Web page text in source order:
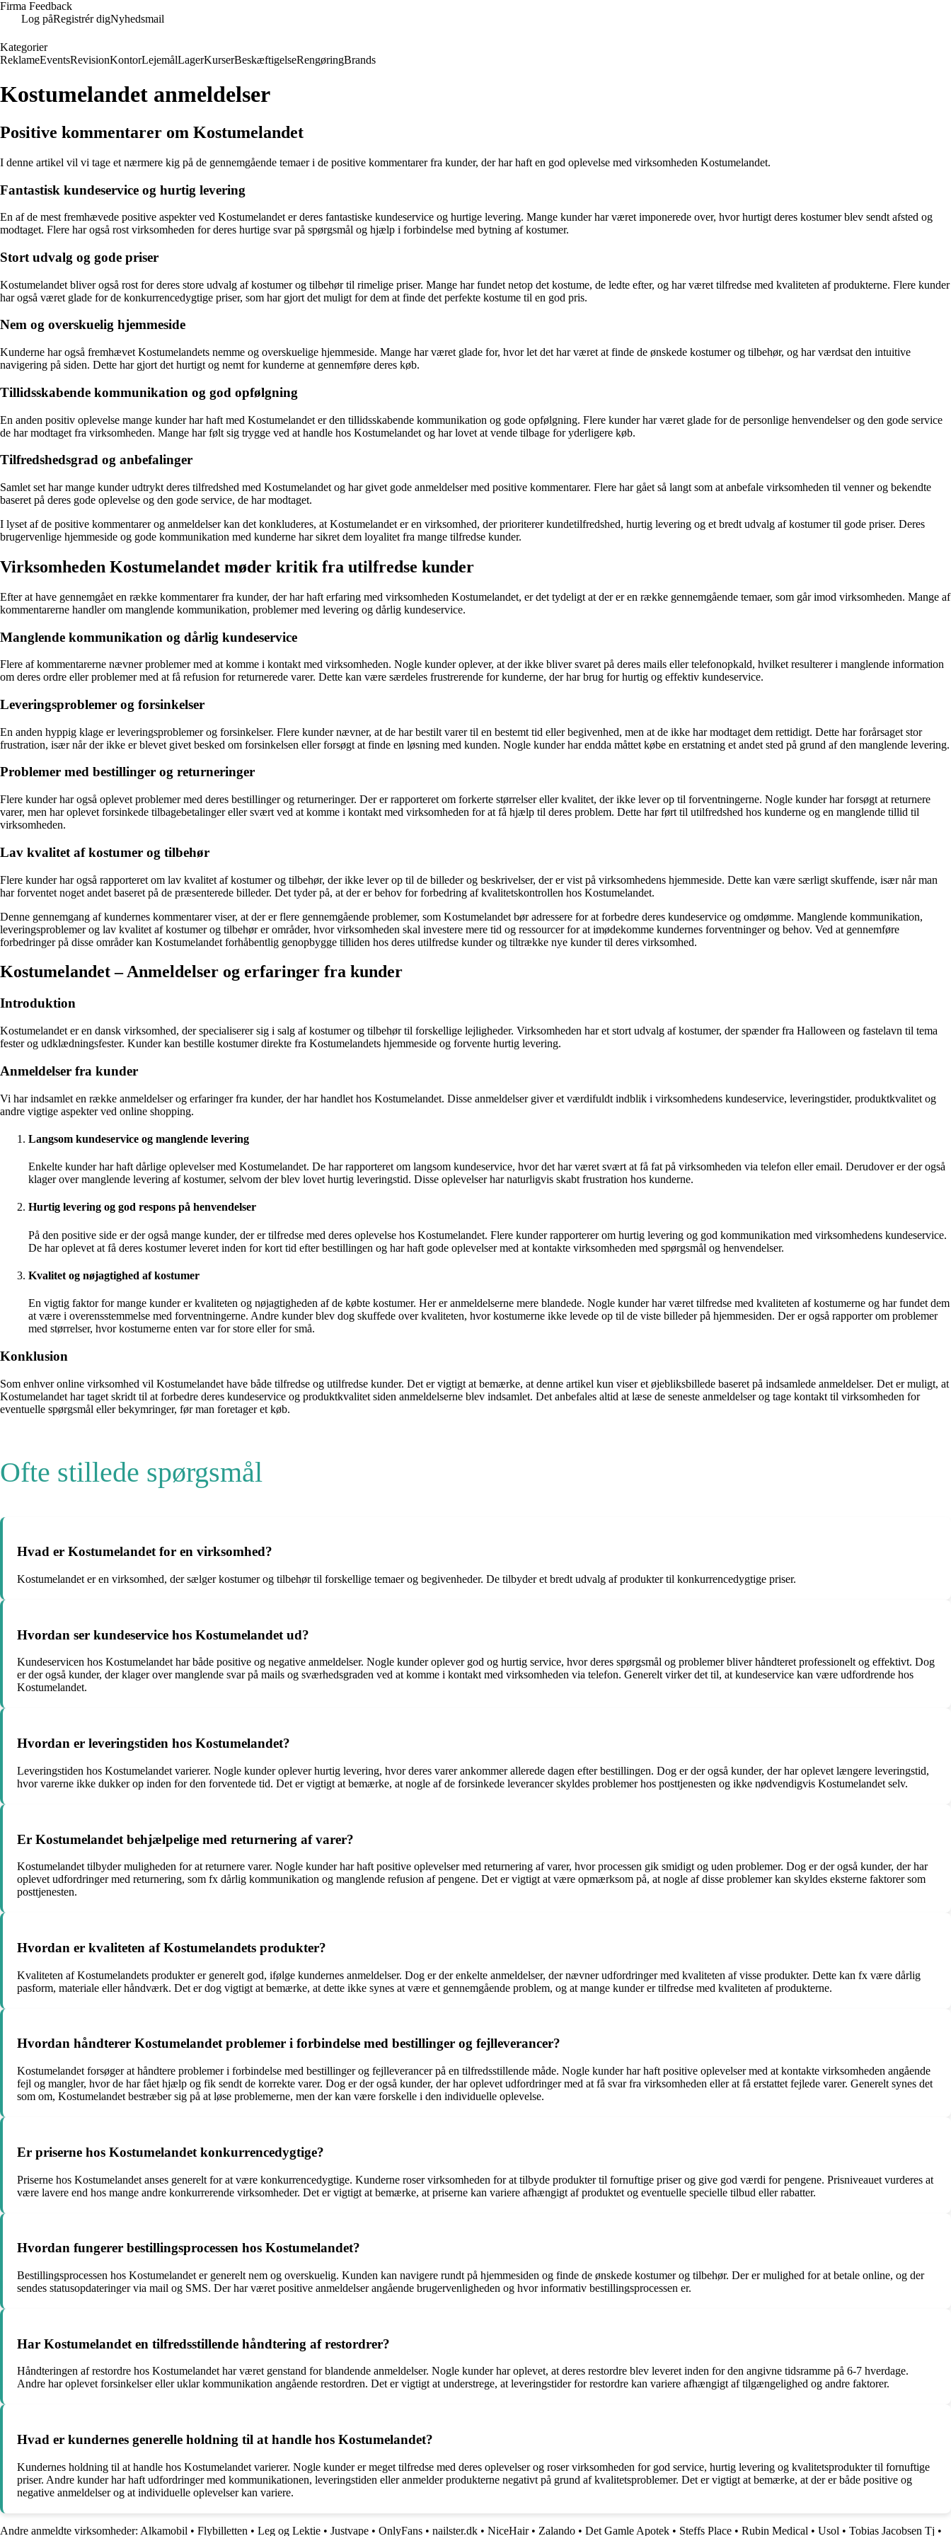
Firma Feedback
Log påRegistrér digNyhedsmail
Kategorier
ReklameEventsRevisionKontorLejemålLagerKurserBeskæftigelseRengøringBrands
Kostumelandet anmeldelser
Positive kommentarer om Kostumelandet
I denne artikel vil vi tage et nærmere kig på de gennemgående temaer i de positive kommentarer fra kunder, der har haft en god oplevelse med virksomheden Kostumelandet.
Fantastisk kundeservice og hurtig levering
En af de mest fremhævede positive aspekter ved Kostumelandet er deres fantastiske kundeservice og hurtige levering. Mange kunder har været imponerede over, hvor hurtigt deres kostumer blev sendt afsted og
modtaget. Flere har også rost virksomheden for deres hurtige svar på spørgsmål og hjælp i forbindelse med bytning af kostumer.
Stort udvalg og gode priser
Kostumelandet bliver også rost for deres store udvalg af kostumer og tilbehør til rimelige priser. Mange har fundet netop det kostume, de ledte efter, og har været tilfredse med kvaliteten af produkterne. Flere kunder
har også været glade for de konkurrencedygtige priser, som har gjort det muligt for dem at finde det perfekte kostume til en god pris.
Nem og overskuelig hjemmeside
Kunderne har også fremhævet Kostumelandets nemme og overskuelige hjemmeside. Mange har været glade for, hvor let det har været at finde de ønskede kostumer og tilbehør, og har værdsat den intuitive
navigering på siden. Dette har gjort det hurtigt og nemt for kunderne at gennemføre deres køb.
Tillidsskabende kommunikation og god opfølgning
En anden positiv oplevelse mange kunder har haft med Kostumelandet er den tillidsskabende kommunikation og gode opfølgning. Flere kunder har været glade for de personlige henvendelser og den gode service
de har modtaget fra virksomheden. Mange har følt sig trygge ved at handle hos Kostumelandet og har lovet at vende tilbage for yderligere køb.
Tilfredshedsgrad og anbefalinger
Samlet set har mange kunder udtrykt deres tilfredshed med Kostumelandet og har givet gode anmeldelser med positive kommentarer. Flere har gået så langt som at anbefale virksomheden til venner og bekendte
baseret på deres gode oplevelse og den gode service, de har modtaget.
I lyset af de positive kommentarer og anmeldelser kan det konkluderes, at Kostumelandet er en virksomhed, der prioriterer kundetilfredshed, hurtig levering og et bredt udvalg af kostumer til gode priser. Deres
brugervenlige hjemmeside og gode kommunikation med kunderne har sikret dem loyalitet fra mange tilfredse kunder.
Virksomheden Kostumelandet møder kritik fra utilfredse kunder
Efter at have gennemgået en række kommentarer fra kunder, der har haft erfaring med virksomheden Kostumelandet, er det tydeligt at der er en række gennemgående temaer, som går imod virksomheden. Mange af
kommentarerne handler om manglende kommunikation, problemer med levering og dårlig kundeservice.
Manglende kommunikation og dårlig kundeservice
Flere af kommentarerne nævner problemer med at komme i kontakt med virksomheden. Nogle kunder oplever, at der ikke bliver svaret på deres mails eller telefonopkald, hvilket resulterer i manglende information
om deres ordre eller problemer med at få refusion for returnerede varer. Dette kan være særdeles frustrerende for kunderne, der har brug for hurtig og effektiv kundeservice.
Leveringsproblemer og forsinkelser
En anden hyppig klage er leveringsproblemer og forsinkelser. Flere kunder nævner, at de har bestilt varer til en bestemt tid eller begivenhed, men at de ikke har modtaget dem rettidigt. Dette har forårsaget stor
frustration, især når der ikke er blevet givet besked om forsinkelsen eller forsøgt at finde en løsning med kunden. Nogle kunder har endda måttet købe en erstatning et andet sted på grund af den manglende levering.
Problemer med bestillinger og returneringer
Flere kunder har også oplevet problemer med deres bestillinger og returneringer. Der er rapporteret om forkerte størrelser eller kvalitet, der ikke lever op til forventningerne. Nogle kunder har forsøgt at returnere
varer, men har oplevet forsinkede tilbagebetalinger eller svært ved at komme i kontakt med virksomheden for at få hjælp til deres problem. Dette har ført til utilfredshed hos kunderne og en manglende tillid til
virksomheden.
Lav kvalitet af kostumer og tilbehør
Flere kunder har også rapporteret om lav kvalitet af kostumer og tilbehør, der ikke lever op til de billeder og beskrivelser, der er vist på virksomhedens hjemmeside. Dette kan være særligt skuffende, især når man
har forventet noget andet baseret på de præsenterede billeder. Det tyder på, at der er behov for forbedring af kvalitetskontrollen hos Kostumelandet.
Denne gennemgang af kundernes kommentarer viser, at der er flere gennemgående problemer, som Kostumelandet bør adressere for at forbedre deres kundeservice og omdømme. Manglende kommunikation,
leveringsproblemer og lav kvalitet af kostumer og tilbehør er områder, hvor virksomheden skal investere mere tid og ressourcer for at imødekomme kundernes forventninger og behov. Ved at gennemføre
forbedringer på disse områder kan Kostumelandet forhåbentlig genopbygge tilliden hos deres utilfredse kunder og tiltrække nye kunder til deres virksomhed.
Kostumelandet – Anmeldelser og erfaringer fra kunder
Introduktion
Kostumelandet er en dansk virksomhed, der specialiserer sig i salg af kostumer og tilbehør til forskellige lejligheder. Virksomheden har et stort udvalg af kostumer, der spænder fra Halloween og fastelavn til tema
fester og udklædningsfester. Kunder kan bestille kostumer direkte fra Kostumelandets hjemmeside og forvente hurtig levering.
Anmeldelser fra kunder
Vi har indsamlet en række anmeldelser og erfaringer fra kunder, der har handlet hos Kostumelandet. Disse anmeldelser giver et værdifuldt indblik i virksomhedens kundeservice, leveringstider, produktkvalitet og
andre vigtige aspekter ved online shopping.
Langsom kundeservice og manglende levering
Enkelte kunder har haft dårlige oplevelser med Kostumelandet. De har rapporteret om langsom kundeservice, hvor det har været svært at få fat på virksomheden via telefon eller email. Derudover er der også
klager over manglende levering af kostumer, selvom der blev lovet hurtig leveringstid. Disse oplevelser har naturligvis skabt frustration hos kunderne.
Hurtig levering og god respons på henvendelser
På den positive side er der også mange kunder, der er tilfredse med deres oplevelse hos Kostumelandet. Flere kunder rapporterer om hurtig levering og god kommunikation med virksomhedens kundeservice.
De har oplevet at få deres kostumer leveret inden for kort tid efter bestillingen og har haft gode oplevelser med at kontakte virksomheden med spørgsmål og henvendelser.
Kvalitet og nøjagtighed af kostumer
En vigtig faktor for mange kunder er kvaliteten og nøjagtigheden af de købte kostumer. Her er anmeldelserne mere blandede. Nogle kunder har været tilfredse med kvaliteten af kostumerne og har fundet dem
at være i overensstemmelse med forventningerne. Andre kunder blev dog skuffede over kvaliteten, hvor kostumerne ikke levede op til de viste billeder på hjemmesiden. Der er også rapporter om problemer
med størrelser, hvor kostumerne enten var for store eller for små.
Konklusion
Som enhver online virksomhed vil Kostumelandet have både tilfredse og utilfredse kunder. Det er vigtigt at bemærke, at denne artikel kun viser et øjebliksbillede baseret på indsamlede anmeldelser. Det er muligt, at
Kostumelandet har taget skridt til at forbedre deres kundeservice og produktkvalitet siden anmeldelserne blev indsamlet. Det anbefales altid at læse de seneste anmeldelser og tage kontakt til virksomheden for
eventuelle spørgsmål eller bekymringer, før man foretager et køb.
Ofte stillede spørgsmål
Hvad er Kostumelandet for en virksomhed?
Kostumelandet er en virksomhed, der sælger kostumer og tilbehør til forskellige temaer og begivenheder. De tilbyder et bredt udvalg af produkter til konkurrencedygtige priser.
Hvordan ser kundeservice hos Kostumelandet ud?
Kundeservicen hos Kostumelandet har både positive og negative anmeldelser. Nogle kunder oplever god og hurtig service, hvor deres spørgsmål og problemer bliver håndteret professionelt og effektivt. Dog
er der også kunder, der klager over manglende svar på mails og sværhedsgraden ved at komme i kontakt med virksomheden via telefon. Generelt virker det til, at kundeservice kan være udfordrende hos
Kostumelandet.
Hvordan er leveringstiden hos Kostumelandet?
Leveringstiden hos Kostumelandet varierer. Nogle kunder oplever hurtig levering, hvor deres varer ankommer allerede dagen efter bestillingen. Dog er der også kunder, der har oplevet længere leveringstid,
hvor varerne ikke dukker op inden for den forventede tid. Det er vigtigt at bemærke, at nogle af de forsinkede leverancer skyldes problemer hos posttjenesten og ikke nødvendigvis Kostumelandet selv.
Er Kostumelandet behjælpelige med returnering af varer?
Kostumelandet tilbyder muligheden for at returnere varer. Nogle kunder har haft positive oplevelser med returnering af varer, hvor processen gik smidigt og uden problemer. Dog er der også kunder, der har
oplevet udfordringer med returnering, som fx dårlig kommunikation og manglende refusion af pengene. Det er vigtigt at være opmærksom på, at nogle af disse problemer kan skyldes eksterne faktorer som
posttjenesten.
Hvordan er kvaliteten af Kostumelandets produkter?
Kvaliteten af Kostumelandets produkter er generelt god, ifølge kundernes anmeldelser. Dog er der enkelte anmeldelser, der nævner udfordringer med kvaliteten af visse produkter. Dette kan fx være dårlig
pasform, materiale eller håndværk. Det er dog vigtigt at bemærke, at dette ikke synes at være et gennemgående problem, og at mange kunder er tilfredse med kvaliteten af produkterne.
Hvordan håndterer Kostumelandet problemer i forbindelse med bestillinger og fejlleverancer?
Kostumelandet forsøger at håndtere problemer i forbindelse med bestillinger og fejlleverancer på en tilfredsstillende måde. Nogle kunder har haft positive oplevelser med at kontakte virksomheden angående
fejl og mangler, hvor de har fået hjælp og fik sendt de korrekte varer. Dog er der også kunder, der har oplevet udfordringer med at få svar fra virksomheden eller at få erstattet fejlede varer. Generelt synes det
som om, Kostumelandet bestræber sig på at løse problemerne, men der kan være forskelle i den individuelle oplevelse.
Er priserne hos Kostumelandet konkurrencedygtige?
Priserne hos Kostumelandet anses generelt for at være konkurrencedygtige. Kunderne roser virksomheden for at tilbyde produkter til fornuftige priser og give god værdi for pengene. Prisniveauet vurderes at
være lavere end hos mange andre konkurrerende virksomheder. Det er vigtigt at bemærke, at priserne kan variere afhængigt af produktet og eventuelle specielle tilbud eller rabatter.
Hvordan fungerer bestillingsprocessen hos Kostumelandet?
Bestillingsprocessen hos Kostumelandet er generelt nem og overskuelig. Kunden kan navigere rundt på hjemmesiden og finde de ønskede kostumer og tilbehør. Der er mulighed for at betale online, og der
sendes statusopdateringer via mail og SMS. Der har været positive anmeldelser angående brugervenligheden og hvor informativ bestillingsprocessen er.
Har Kostumelandet en tilfredsstillende håndtering af restordrer?
Håndteringen af restordre hos Kostumelandet har været genstand for blandende anmeldelser. Nogle kunder har oplevet, at deres restordre blev leveret inden for den angivne tidsramme på 6-7 hverdage.
Andre har oplevet forsinkelser eller uklar kommunikation angående restordren. Det er vigtigt at understrege, at leveringstider for restordre kan variere afhængigt af tilgængelighed og andre faktorer.
Hvad er kundernes generelle holdning til at handle hos Kostumelandet?
Kundernes holdning til at handle hos Kostumelandet varierer. Nogle kunder er meget tilfredse med deres oplevelser og roser virksomheden for god service, hurtig levering og kvalitetsprodukter til fornuftige
priser. Andre kunder har haft udfordringer med kommunikationen, leveringstiden eller anmelder produkterne negativt på grund af kvalitetsproblemer. Det er vigtigt at bemærke, at der er både positive og
negative anmeldelser og at individuelle oplevelser kan variere.
Andre anmeldte virksomheder: Alkamobil • Flybilletten • Leg og Lektie • Justvape • OnlyFans • nailster.dk • NiceHair• Zalando • Det Gamle Apotek • Steffs Place • Rubin Medical • Usol • Tobias Jacobsen Tj •